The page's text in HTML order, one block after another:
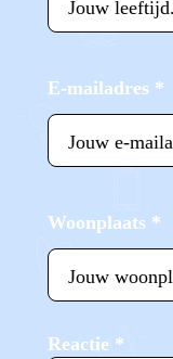
E-mailadres *
Woonplaats *
Reactie *